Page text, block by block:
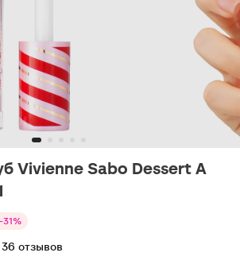
Vivienne Sabo Dessert A
-31%
36 отзывов